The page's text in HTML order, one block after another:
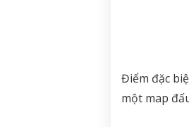
Điểm đặc
một map